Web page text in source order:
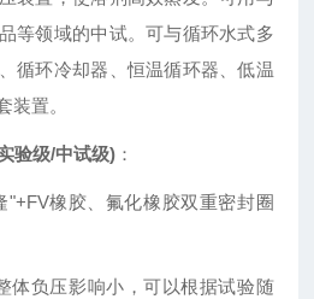
等领域的中试。可与循环水式多
循环冷却器、恒温循环器、低温
装置。
验级/中试级) ：
"+FV橡胶、氟化橡胶双重密封圈
体负压影响小，可以根据试验随